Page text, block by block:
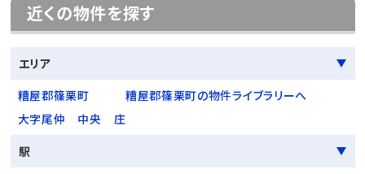
近くの物件を探す
エリア
糟屋郡篠栗町
糟屋郡篠栗町の物件ライブラリーへ
大字尾仲
中央
庄
駅